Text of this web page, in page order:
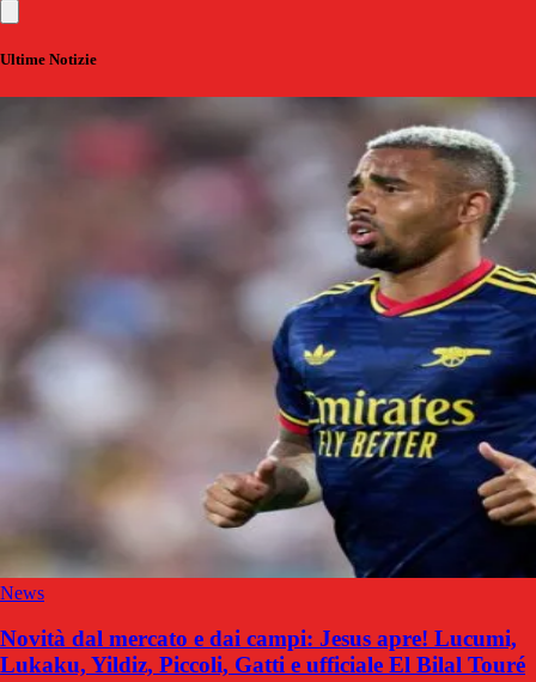
Ultime Notizie
News
Novità dal mercato e dai campi: Jesus apre! Lucumi,
Lukaku, Yildiz, Piccoli, Gatti e ufficiale El Bilal Touré